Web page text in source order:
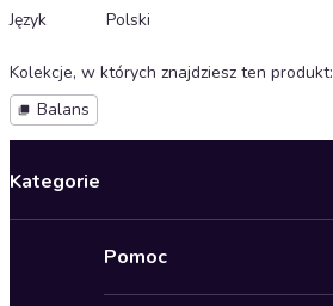
Język
Polski
Kolekcje, w których znajdziesz ten produkt:
Balans
Kategorie
Pomoc